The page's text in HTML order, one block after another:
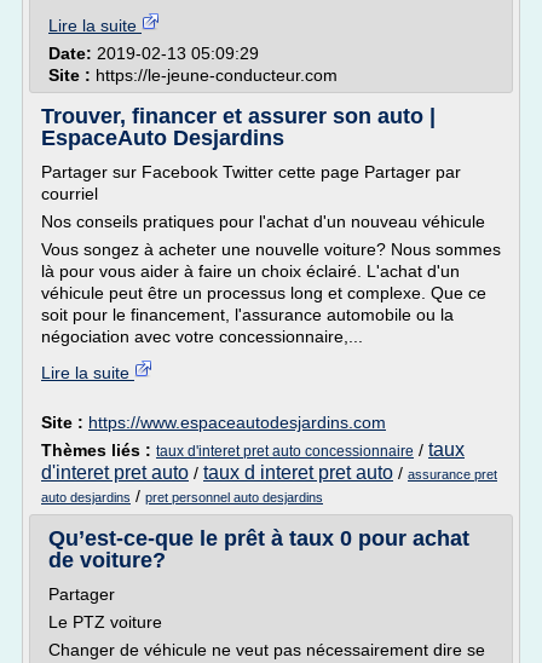
Lire la suite
Date: 2019-02-13 05:09:29
Site : https://le-jeune-conducteur.com
Trouver, financer et assurer son auto |
EspaceAuto Desjardins
Partager sur Facebook Twitter cette page Partager par
courriel
Nos conseils pratiques pour l'achat d'un nouveau véhicule
Vous songez à acheter une nouvelle voiture? Nous sommes
là pour vous aider à faire un choix éclairé. L'achat d'un
véhicule peut être un processus long et complexe. Que ce
soit pour le financement, l'assurance automobile ou la
négociation avec votre concessionnaire,...
Lire la suite
Site : https://www.espaceautodesjardins.com
Thèmes liés : taux d'interet pret auto concessionnaire / taux
d'interet pret auto / taux d interet pret auto / assurance pret
auto desjardins / pret personnel auto desjardins
Qu’est-ce-que le prêt à taux 0 pour achat
de voiture?
Partager
Le PTZ voiture
Changer de véhicule ne veut pas nécessairement dire se